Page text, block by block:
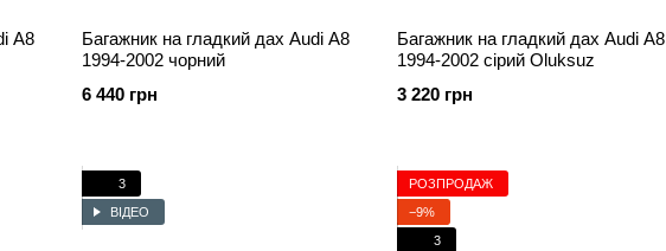
A8
Багажник на гладкий дах Audi A8
1994-2002 чорний
6 440 грн
Багажник на гладкий дах Audi A8
1994-2002 сірий Oluksuz
3 220 грн
3
ВІДЕО
РОЗПРОДАЖ
−9%
3